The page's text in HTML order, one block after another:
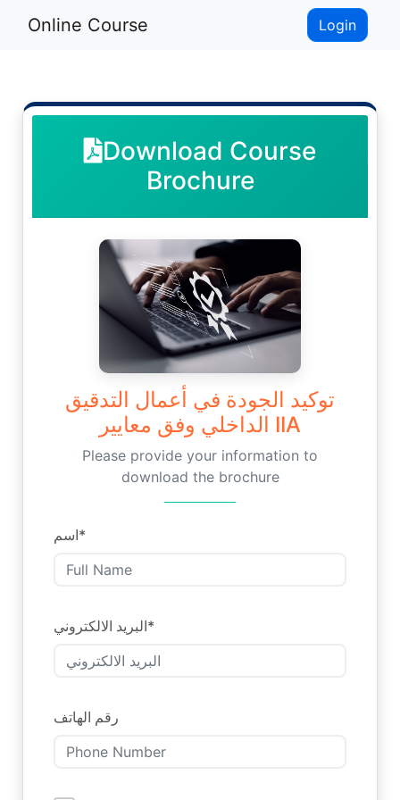
Online Course Login
Download Course
Brochure
توكيد الجودة في أعمال التدقيق
الداخلي وفق معايير IIA
Please provide your information to
download the brochure
اسم*
البريد الالكتروني*
رقم الهاتف